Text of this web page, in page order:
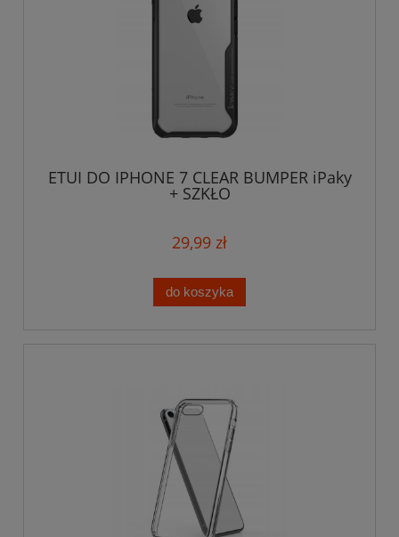
ETUI DO IPHONE 7 CLEAR BUMPER iPaky
+ SZKŁO
29,99 zł
do koszyka